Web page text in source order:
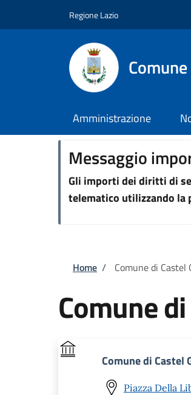
Regione Lazio
Amministrazione
Messaggio
Gli importi dei diritti di
telematico utilizzando la
Briciole di
Home / Comune di Castel
Comune
Comune di Castel
Piazza Della